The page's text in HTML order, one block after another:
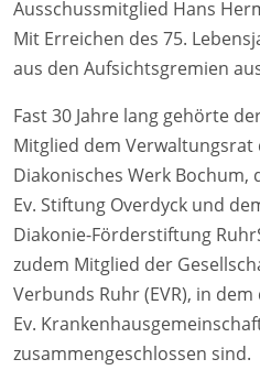
Ausschussmitglied Hans
Mit Erreichen des 75.
aus den Aufsichtsgremien
Fast 30 Jahre lang gehörte
Mitglied dem Verwaltungsrat
Diakonisches Werk
Ev. Stiftung Overdyck und
Diakonie-Förderstiftung
zudem Mitglied der
Verbunds Ruhr (EVR), in
Ev.
zusammengeschlossen sind.